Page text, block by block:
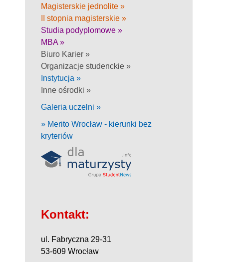
Magisterskie jednolite »
II stopnia magisterskie »
Studia podyplomowe »
MBA »
Biuro Karier »
Organizacje studenckie »
Instytucja »
Inne ośrodki »
Galeria uczelni »
» Merito Wrocław - kierunki bez
kryteriów
Kontakt:
ul. Fabryczna 29-31
53-609 Wrocław